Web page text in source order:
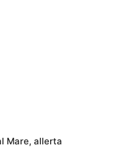
Mare, allerta